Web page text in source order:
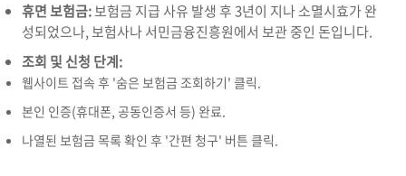
휴면 보험금:보험금 지급 사유 발생 후 3년이 지나 소멸시효가 완
성되었으나, 보험사나 서민금융진흥원에서 보관 중인 돈입니다.
조회 및 신청 단계:
웹사이트 접속 후 '숨은 보험금 조회하기' 클릭.
본인 인증(휴대폰, 공동인증서 등) 완료.
나열된 보험금 목록 확인 후 '간편 청구' 버튼 클릭.